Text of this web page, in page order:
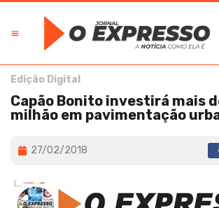
Edição Digital
Capão Bonito investirá mais
milhão em pavimentação
27/02/2018